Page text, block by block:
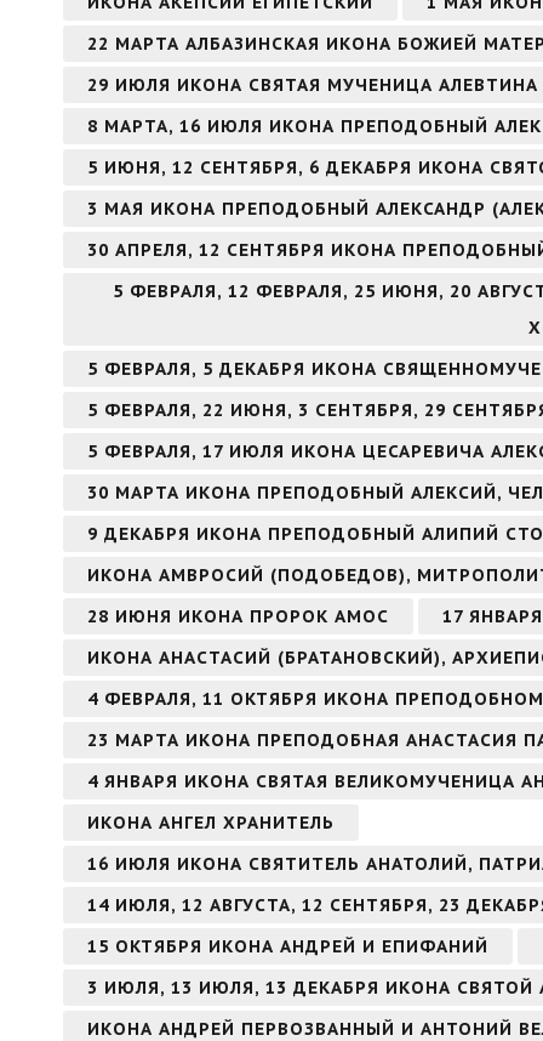
22 МАРТА АЛБАЗИНСКАЯ ИКОНА БОЖИЕЙ
29 ИЮЛЯ ИКОНА СВЯТАЯ МУЧЕНИЦА
8 МАРТА, 16 ИЮЛЯ ИКОНА ПРЕПОДОБНЫЙ
5 ИЮНЯ, 12 СЕНТЯБРЯ, 6 ДЕКАБРЯ ИКОНА
3 МАЯ ИКОНА ПРЕПОДОБНЫЙ АЛЕКСАНДР
30 АПРЕЛЯ, 12 СЕНТЯБРЯ ИКОНА
5 ФЕВРАЛЯ, 12 ФЕВРАЛЯ, 25 ИЮНЯ, 20
5 ФЕВРАЛЯ, 5 ДЕКАБРЯ ИКОНА
5 ФЕВРАЛЯ, 22 ИЮНЯ, 3 СЕНТЯБРЯ, 29
5 ФЕВРАЛЯ, 17 ИЮЛЯ ИКОНА ЦЕСАРЕВИЧА
30 МАРТА ИКОНА ПРЕПОДОБНЫЙ АЛЕКСИЙ,
9 ДЕКАБРЯ ИКОНА ПРЕПОДОБНЫЙ АЛИПИЙ
ИКОНА АМВРОСИЙ (ПОДОБЕДОВ),
28 ИЮНЯ ИКОНА ПРОРОК АМОС
17
ИКОНА АНАСТАСИЙ (БРАТАНОВСКИЙ),
4 ФЕВРАЛЯ, 11 ОКТЯБРЯ ИКОНА
23 МАРТА ИКОНА ПРЕПОДОБНАЯ АНАСТАСИЯ
4 ЯНВАРЯ ИКОНА СВЯТАЯ ВЕЛИКОМУЧЕНИЦА
ИКОНА АНГЕЛ ХРАНИТЕЛЬ
16 ИЮЛЯ ИКОНА СВЯТИТЕЛЬ АНАТОЛИЙ,
14 ИЮЛЯ, 12 АВГУСТА, 12 СЕНТЯБРЯ, 23
15 ОКТЯБРЯ ИКОНА АНДРЕЙ И ЕПИФАНИЙ
3 ИЮЛЯ, 13 ИЮЛЯ, 13 ДЕКАБРЯ ИКОНА
ИКОНА АНДРЕЙ ПЕРВОЗВАННЫЙ И АНТОНИЙ